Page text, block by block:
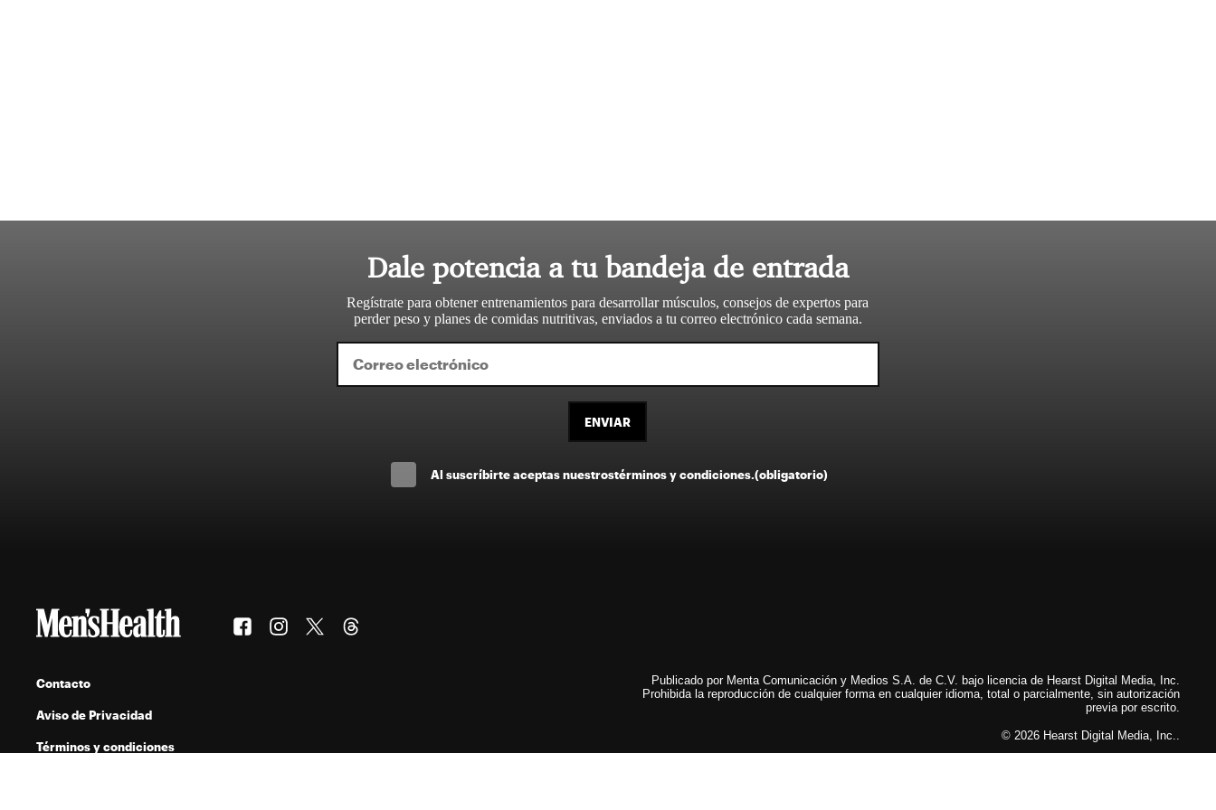
Dale potencia a tu bandeja de entrada
Regístrate para obtener entrenamientos para desarrollar músculos, consejos de expertos para
perder peso y planes de comidas nutritivas, enviados a tu correo electrónico cada semana.
ENVIAR
Al suscríbirte aceptas nuestrostérminos y condiciones.(obligatorio)
Contacto
Aviso de Privacidad
Términos y condiciones
Publicado por Menta Comunicación y Medios S.A. de C.V. bajo licencia de Hearst Digital Media, Inc.
Prohibida la reproducción de cualquier forma en cualquier idioma, total o parcialmente, sin autorización
previa por escrito.
© 2026 Hearst Digital Media, Inc..